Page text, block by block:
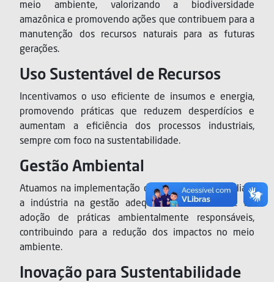
meio ambiente, valorizando a biodiversidade
amazônica e promovendo ações que contribuem para a
manutenção dos recursos naturais para as futuras
gerações.
Uso Sustentável de Recursos
Incentivamos o uso eficiente de insumos e energia,
promovendo práticas que reduzem desperdícios e
aumentam a eficiência dos processos industriais,
sempre com foco na sustentabilidade.
Gestão Ambiental
Atuamos na implementação de soluções que auxiliam
a indústria na gestão adequada de resíduos e na
adoção de práticas ambientalmente responsáveis,
contribuindo para a redução dos impactos no meio
ambiente.
Inovação para Sustentabilidade